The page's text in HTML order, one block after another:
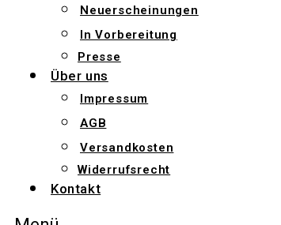
Neuerscheinungen
In Vorbereitung
Presse
Über uns
Impressum
AGB
Versandkosten
Widerrufsrecht
Kontakt